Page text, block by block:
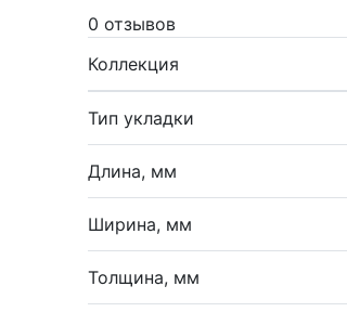
0 отзывов
Коллекция
Тип укладки
Длина, мм
Ширина, мм
Толщина, мм